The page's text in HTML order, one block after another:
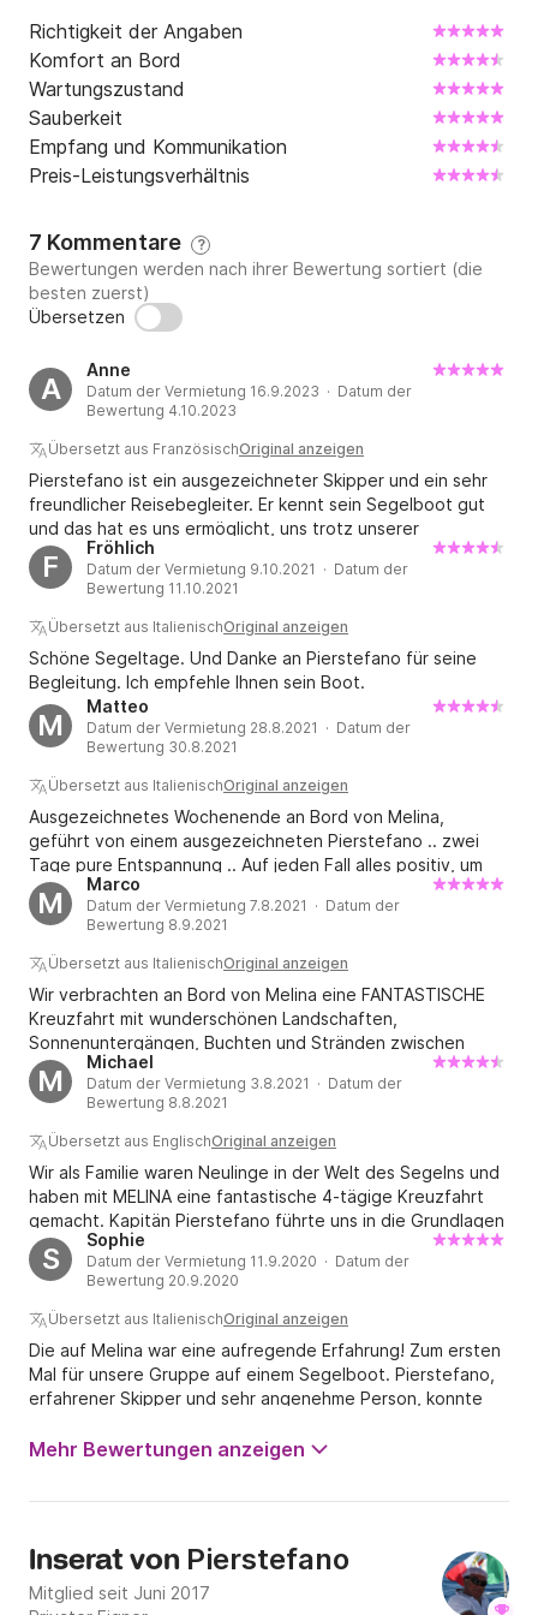
finden. Willkommen an Bord Melina!
Richtigkeit der Angaben
Komfort an Bord
Wartungszustand
Sauberkeit
Empfang und Kommunikation
Preis-Leistungsverhältnis
7 Kommentare ?
Bewertungen werden nach ihrer Bewertung sortiert (die
besten zuerst)
Übersetzen
A
Anne
Datum der Vermietung 16.9.2023 · Datum der
Bewertung 4.10.2023
Übersetzt aus FranzösischOriginal anzeigen
Pierstefano ist ein ausgezeichneter Skipper und ein sehr
freundlicher Reisebegleiter. Er kennt sein Segelboot gut
und das hat es uns ermöglicht, uns trotz unserer
unterschiedlichen Sprachen und nautischen Erfahrung wohl
und sicher zu fühlen. Meine Familie und ich danken ihm sehr
für seinen herzlichen Empfang, die Weitergabe seines
Segelwissens und die Entdeckung kulinarischer Rezepte.
Wir hätten uns günstigere Winde gewünscht, aber das wird
beim nächsten Mal der Fall sein. Pierstefano hinterlässt
eine sehr gute Erinnerung und ich kann es allen wärmstens
empfehlen, die das Segeln mit der Familie ausprobieren
möchten.
F
Fröhlich
Datum der Vermietung 9.10.2021 · Datum der
Bewertung 11.10.2021
Übersetzt aus ItalienischOriginal anzeigen
Schöne Segeltage. Und Danke an Pierstefano für seine
Begleitung. Ich empfehle Ihnen sein Boot.
M
Matteo
Datum der Vermietung 28.8.2021 · Datum der
Bewertung 30.8.2021
Übersetzt aus ItalienischOriginal anzeigen
Ausgezeichnetes Wochenende an Bord von Melina,
geführt von einem ausgezeichneten Pierstefano .. zwei
Tage pure Entspannung .. Auf jeden Fall alles positiv, um
wiederzukommen !!!!
M
Marco
Datum der Vermietung 7.8.2021 · Datum der
Bewertung 8.9.2021
Übersetzt aus ItalienischOriginal anzeigen
Wir verbrachten an Bord von Melina eine FANTASTISCHE
Kreuzfahrt mit wunderschönen Landschaften,
Sonnenuntergängen, Buchten und Stränden zwischen
KORSIKA UND SARDINIEN .... !!! 2 befreundete Paare mit 3
Kindern… .. EINZIGARTIGE ERFAHRUNG UND VIELE
EMOTIONEN !!! Der Besitzer PIERSTEFANO steht uns super
zur Verfügung und ist ein sehr erfahrener und
vorbereiteter Navigator !!! Wirklich alle 5 Sterne!!! Ich
empfehle allen, die etwas Aufregendes mit ADVENTURE
SPIRIT IMMERSED IN NATURE ausprobieren möchten !!!
M
Michael
Datum der Vermietung 3.8.2021 · Datum der
Bewertung 8.8.2021
Übersetzt aus EnglischOriginal anzeigen
Wir als Familie waren Neulinge in der Welt des Segelns und
haben mit MELINA eine fantastische 4-tägige Kreuzfahrt
gemacht. Kapitän Pierstefano führte uns in die Grundlagen
des Segelns ein und wir fühlten uns während der gesamten
Reise immer sicher und wohl. Pierstefano war absolut
flexibel, was die Reise angeht, und am Ende entschieden
wir uns für zwei Nächte in verschiedenen Yachthäfen und
eine Nacht in der Bucht von Santa Margherita Ligure, was
eine großartige Erfahrung war. Pierstefano hat uns viele
Hintergrundinformationen zur Gegend gegeben und vor
allem abends haben wir beim Abendessen im Cockpit nette
Gespräche geführt. Insgesamt haben wir die Reise sehr
genossen und können Pierstefano und MELINA sehr
S
Sophie
Datum der Vermietung 11.9.2020 · Datum der
Bewertung 20.9.2020
Übersetzt aus ItalienischOriginal anzeigen
Die auf Melina war eine aufregende Erfahrung! Zum ersten
Mal für unsere Gruppe auf einem Segelboot. Pierstefano,
erfahrener Skipper und sehr angenehme Person, konnte
uns viele Dinge über die Welt der Segelboote beigebracht
Mehr Bewertungen anzeigen
Inserat von Pierstefano
Mitglied seit Juni 2017